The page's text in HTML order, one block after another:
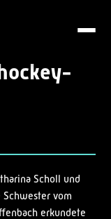
Scholl und
vom
erkundete